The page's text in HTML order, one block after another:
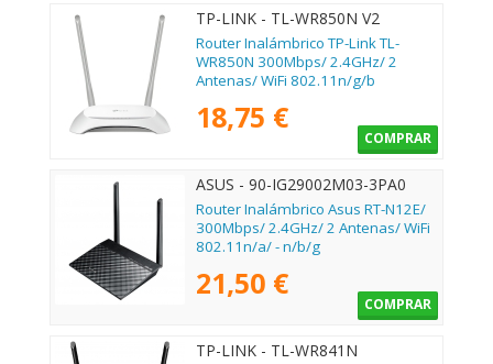
TP-LINK - TL-WR850N V2
Router Inalámbrico TP-Link TL-
WR850N 300Mbps/ 2.4GHz/ 2
Antenas/ WiFi 802.11n/g/b
18,75 €
COMPRAR
ASUS - 90-IG29002M03-3PA0
Router Inalámbrico Asus RT-N12E/
300Mbps/ 2.4GHz/ 2 Antenas/ WiFi
802.11n/a/ - n/b/g
21,50 €
COMPRAR
TP-LINK - TL-WR841N